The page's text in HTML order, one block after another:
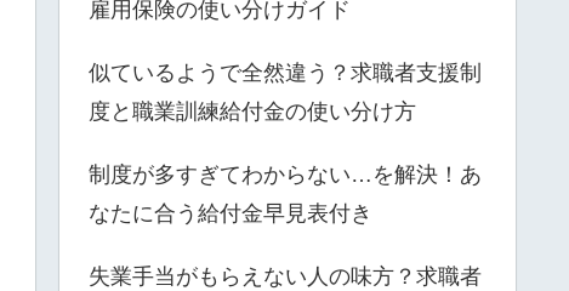
雇用保険の使い分けガイド
似ているようで全然違う？求職者支援制
度と職業訓練給付金の使い分け方
制度が多すぎてわからない…を解決！あ
なたに合う給付金早見表付き
失業手当がもらえない人の味方？求職者